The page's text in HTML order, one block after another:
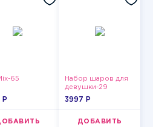
65
P
Набор шаров для
девушки-29
3997 P
ДОБАВИТЬ